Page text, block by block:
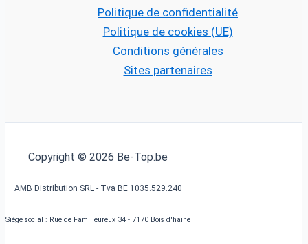
Politique de confidentialité
Politique de cookies (UE)
Conditions générales
Sites partenaires
Copyright © 2026 Be-Top.be
AMB Distribution SRL - Tva BE 1035.529.240
Siège social : Rue de Familleureux 34 - 7170 Bois d'haine